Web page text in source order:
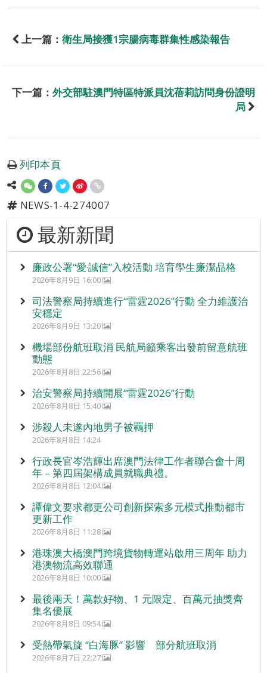
上一篇： 衛生局接獲1宗腸病毒群集性感染報告
下一篇： 外交部駐澳門特區特派員沈蓓莉訪問身份證明
局
列印本頁
NEWS-1-4-274007
最新新聞
廉政公署“愛‧誠信”入校活動 培育學生廉潔品格
2026年8月9日 16:00
司法警察局持續進行“雷霆2026”行動 全力維護治
安穩定
2026年8月9日 13:20
機場部份航班取消 民航局籲乘客出發前留意航班
動態
2026年8月8日 22:56
治安警察局持續開展“雷霆2026”行動
2026年8月8日 15:40
涉殺人未遂內地男子被羈押
2026年8月8日 14:24
行政長官岑浩輝出席澳門法律工作者聯合會十周
年 – 第四屆架構成員就職典禮。
2026年8月8日 12:04
譚偉文要求都更公司創新探索多元模式推動都市
更新工作
2026年8月8日 11:28
港珠澳大橋澳門跨境貨物轉運站啟用三周年 助力
港澳物流高效聯通
2026年8月8日 10:00
最後兩天！萬款好物、1 元限定、百萬元抽獎齊
集名優展
2026年8月8日 09:54
受熱帶氣旋 “白海豚” 影響 部分航班取消
2026年8月7日 22:27